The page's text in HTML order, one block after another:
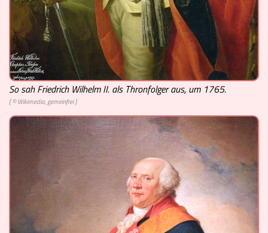
So sah Friedrich Wilhelm II. als Thronfolger aus, um 1765.
[ © Wikimedia, gemeinfrei ]